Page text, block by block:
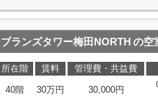
ブランズタワー梅田NORTH の空
所在階 賃料 管理費・共益費
40階
30万円 30,000円